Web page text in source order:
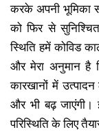
करके अपनी भूमिका
को फिर से
स्थिति हमें कोविड
और मेरा अनुमान है
कारखानों में
और भी बढ़ जाएंगी।
परिस्थिति के लिए